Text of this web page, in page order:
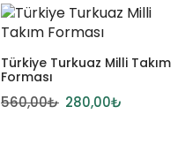
Türkiye Turkuaz Milli Takım
Forması
560,00₺ 280,00₺